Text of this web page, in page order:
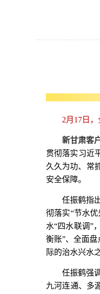
2月17日
新甘肃客
贯彻落实习近
久久为功、常
安全保障。
任振鹤指
彻落实“节水
水“四水联调”
衡账”、全面
际的治水兴水
任振鹤强
九河连通、多